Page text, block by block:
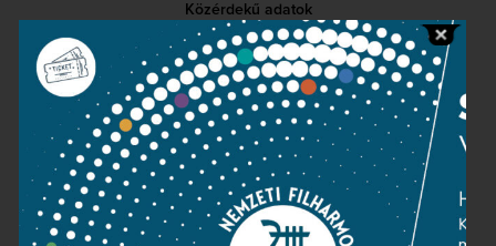
Közérdekű adatok
Sajtószoba
Adatvédelem
Impresszum